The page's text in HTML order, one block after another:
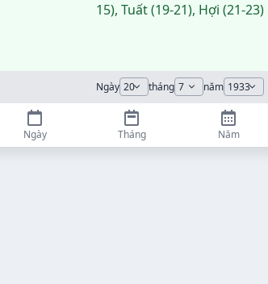
15), Tuất (19-21), Hợi (21-23)
Ngày tháng năm
Ngày Tháng Năm